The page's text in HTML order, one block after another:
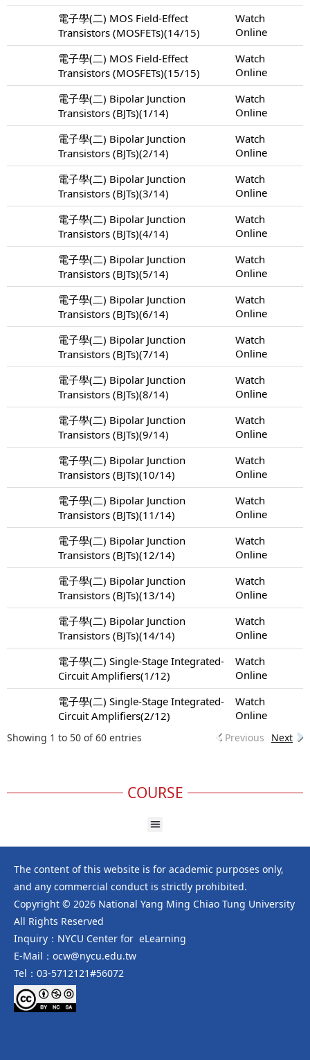
電子學(二) MOS Field-Effect
Transistors (MOSFETs)(14/15)
Watch
Online
電子學(二) MOS Field-Effect
Transistors (MOSFETs)(15/15)
Watch
Online
電子學(二) Bipolar Junction
Transistors (BJTs)(1/14)
Watch
Online
電子學(二) Bipolar Junction
Transistors (BJTs)(2/14)
Watch
Online
電子學(二) Bipolar Junction
Transistors (BJTs)(3/14)
Watch
Online
電子學(二) Bipolar Junction
Transistors (BJTs)(4/14)
Watch
Online
電子學(二) Bipolar Junction
Transistors (BJTs)(5/14)
Watch
Online
電子學(二) Bipolar Junction
Transistors (BJTs)(6/14)
Watch
Online
電子學(二) Bipolar Junction
Transistors (BJTs)(7/14)
Watch
Online
電子學(二) Bipolar Junction
Transistors (BJTs)(8/14)
Watch
Online
電子學(二) Bipolar Junction
Transistors (BJTs)(9/14)
Watch
Online
電子學(二) Bipolar Junction
Transistors (BJTs)(10/14)
Watch
Online
電子學(二) Bipolar Junction
Transistors (BJTs)(11/14)
Watch
Online
電子學(二) Bipolar Junction
Transistors (BJTs)(12/14)
Watch
Online
電子學(二) Bipolar Junction
Transistors (BJTs)(13/14)
Watch
Online
電子學(二) Bipolar Junction
Transistors (BJTs)(14/14)
Watch
Online
電子學(二) Single-Stage Integrated-
Circuit Amplifiers(1/12)
Watch
Online
電子學(二) Single-Stage Integrated-
Circuit Amplifiers(2/12)
Watch
Online
Showing 1 to 50 of 60 entries Previous Next
COURSE
The content of this website is for academic purposes only,
and any commercial conduct is strictly prohibited.
Copyright © 2026 National Yang Ming Chiao Tung University
All Rights Reserved
Inquiry：NYCU Center for eLearning
E-Mail：ocw@nycu.edu.tw
Tel：03-5712121#56072